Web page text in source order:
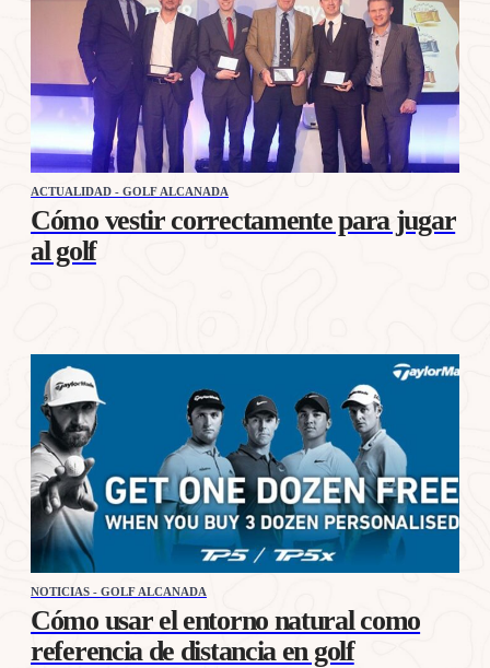
ACTUALIDAD - GOLF ALCANADA
Cómo vestir correctamente para jugar
al golf
NOTICIAS - GOLF ALCANADA
Cómo usar el entorno natural como
referencia de distancia en golf